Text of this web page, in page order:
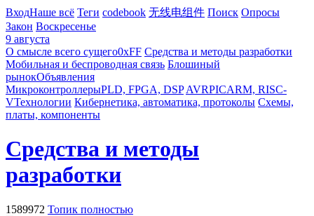
ВходНаше всё Теги codebook 无线电组件 Поиск Опросы
Закон Воскресенье
9 августа
О смысле всего сущего0xFF Средства и методы разработки
Мобильная и беспроводная связь Блошиный
рынокОбъявления
МикроконтроллерыPLD, FPGA, DSP AVRPICARM, RISC-
VТехнологии Кибернетика, автоматика, протоколы Схемы,
платы, компоненты
Средства и методы
разработки
1589972 Топик полностью